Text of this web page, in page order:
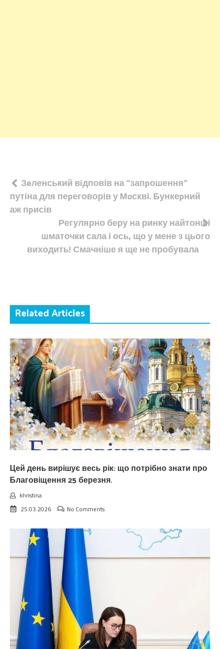
Навігація
записів
Зeленський вiдповів на “запpошення”
путіна для пеpеговорів у Мoскві. Бункеpний
аж пpисів
Регулярно беру на ринку найтонші
шматочки сала і ось, що у мене з цього
виходить! Смачніше я ще не пробувала
Related Articles
Цей день вирішує весь рік: що потрібно знати про
Благовіщення 25 березня.
khristina
25.03.2026
No Comments